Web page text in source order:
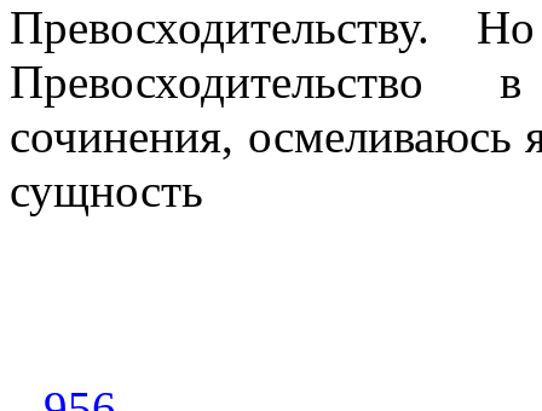
Превосходительству.
Превосходительство
сочинения, осмеливаюсь
сущность